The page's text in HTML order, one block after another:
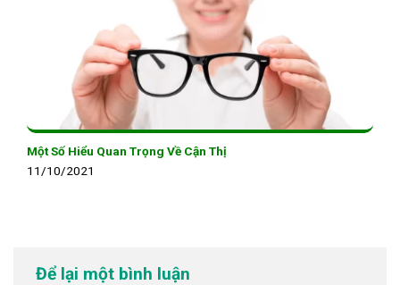
Một Số Hiểu Quan Trọng Về Cận Thị
11/10/2021
Để lại một bình luận